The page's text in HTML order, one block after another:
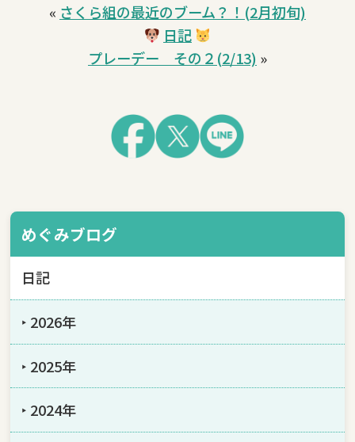
« さくら組の最近のブーム？！(2月初旬)
日記
プレーデー その２(2/13) »
めぐみブログ
日記
‣ 2026年
‣ 2025年
‣ 2024年